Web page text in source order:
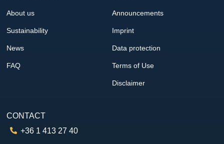
About us
Sustainability
News
FAQ
Announcements
Imprint
Data protection
Terms of Use
Disclaimer
CONTACT
+36 1 413 27 40